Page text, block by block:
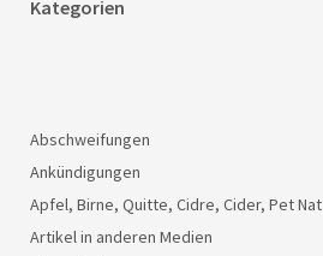
Kategorien
Abschweifungen
Ankündigungen
Apfel, Birne, Quitte, Cidre, Cider, Pet Nat
Artikel in anderen Medien